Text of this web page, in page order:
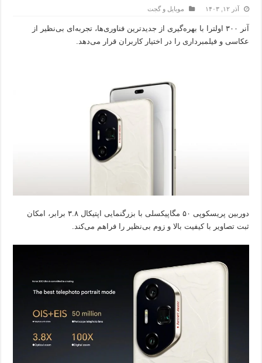
آذر ۱۲, ۱۴۰۳ موبایل و گجت
آنر ۳۰۰ اولترا با بهره‌گیری از جدیدترین فناوری‌ها، تجربه‌ای بی‌نظیر از
عکاسی و فیلمبرداری را در اختیار کاربران قرار می‌دهد.
دوربین پریسکوپی ۵۰ مگاپیکسلی با بزرگنمایی اپتیکال ۳.۸ برابر، امکان
ثبت تصاویر با کیفیت بالا و زوم بی‌نظیر را فراهم می‌کند.